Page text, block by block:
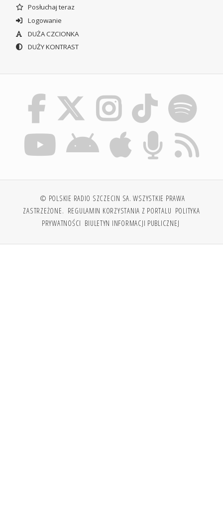
Posłuchaj teraz
Logowanie
DUŻA CZCIONKA
DUŻY KONTRAST
© POLSKIE RADIO SZCZECIN SA. WSZYSTKIE PRAWA
ZASTRZEŻONE. REGULAMIN KORZYSTANIA Z PORTALU POLITYKA
PRYWATNOŚCI BIULETYN INFORMACJI PUBLICZNEJ